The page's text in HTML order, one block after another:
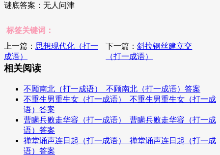
谜底答案：无人问津
标签关键词：
上一篇： 思想现代化（打一
成语）
下一篇：斜拉钢丝建立交
（打一成语）
相关阅读
不顾南北（打一成语）_不顾南北（打一成语）答案
不重生男重生女（打一成语）_不重生男重生女（打一成
语）答案
曹瞒兵败走华容（打一成语）_曹瞒兵败走华容（打一成
语）答案
禅堂诵声连日起（打一成语）_禅堂诵声连日起（打一成
语）答案